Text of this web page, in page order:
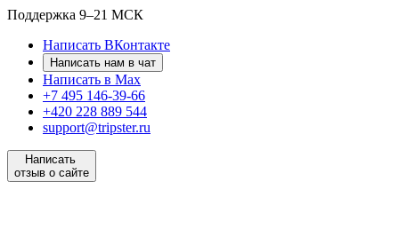
Поддержка 9–21 МСК
Написать ВКонтакте
Написать нам в чат
Написать в Max
+7 495 146-39-66
+420 228 889 544
support@tripster.ru
Написать
отзыв о сайте